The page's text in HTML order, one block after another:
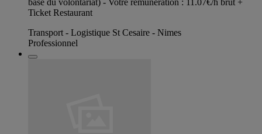
Ticket Restaurant
Transport - Logistique St Cesaire - Nimes
Professionnel